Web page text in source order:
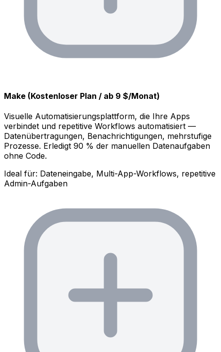
Make (Kostenloser Plan / ab 9 $/Monat)
Visuelle Automatisierungsplattform, die Ihre Apps
verbindet und repetitive Workflows automatisiert —
Datenübertragungen, Benachrichtigungen, mehrstufige
Prozesse. Erledigt 90 % der manuellen Datenaufgaben
ohne Code.
Ideal für: Dateneingabe, Multi-App-Workflows, repetitive
Admin-Aufgaben